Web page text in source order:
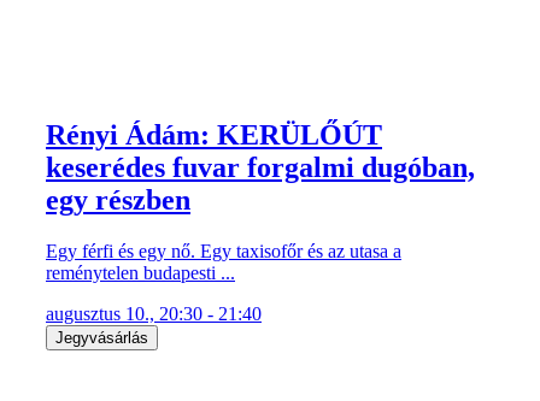
Rényi Ádám: KERÜLŐÚT
keserédes fuvar forgalmi dugóban,
egy részben
Egy férfi és egy nő. Egy taxisofőr és az utasa a
reménytelen budapesti ...
augusztus 10., 20:30 - 21:40
Jegyvásárlás